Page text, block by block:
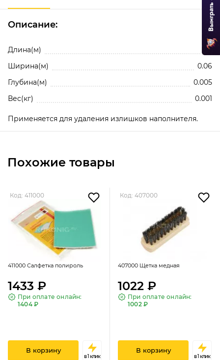
Описание:
Длина(м)
0.1
Ширина(м)
0.06
Глубина(м)
0.005
Вес(кг)
0.001
Применяется для удаления излишков наполнителя.
Будьте первым!
Похожие товары
Код: 411000
411000 Салфетка полироль
1433 ₽
При оплате онлайн:
1404 ₽
В корзину
в 1 клик
Код: 407000
407000 Щетка медная
1022 ₽
При оплате онлайн:
1002 ₽
В корзину
в 1 клик